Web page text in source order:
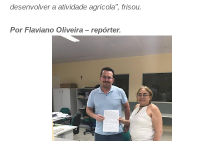
desenvolver a atividade agrícola”, frisou.
Por Flaviano Oliveira – repórter.